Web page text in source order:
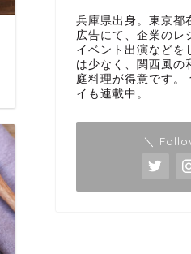
兵庫県出身。東京都
広告にて、企業のレ
イベント出演などを
は少なく、関西風の
庭料理が得意です。
イも連載中。
＼